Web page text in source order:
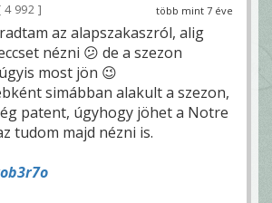
több mint 7 éve
4 992
az alapszakaszról, alig
nézni 😕 de a szezon
most jön 😉
simábban alakult a szezon,
patent, úgyhogy jöhet a Notre
tudom majd nézni is.